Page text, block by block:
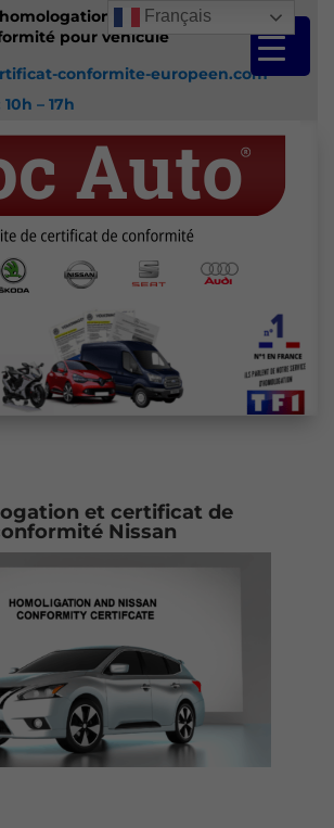
France
pour véhicule
conformite-europeen.com
– 17h
et certificat de
Nissan
Français